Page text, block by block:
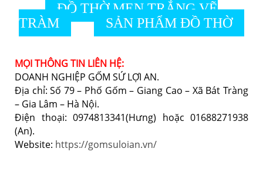
ĐỒ THỜ MEN TRẮNG VẼ
TRÀM
SẢN PHẨM ĐỒ THỜ
MỌI THÔNG TIN LIÊN HỆ:
DOANH NGHIỆP GỐM SỨ LỢI AN.
Địa chỉ: Số 79 – Phố Gốm – Giang Cao – Xã Bát Tràng
– Gia Lâm – Hà Nội.
Điện thoại: 0974813341(Hưng) hoặc 01688271938
(An).
Website: https://gomsuloian.vn/